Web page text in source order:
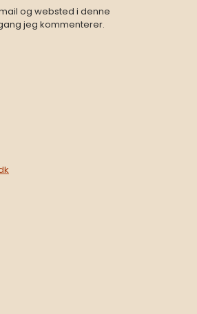
og websted i denne
jeg kommenterer.